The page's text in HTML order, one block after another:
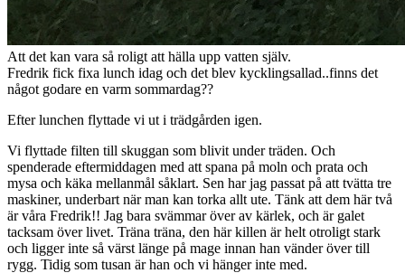
Att det kan vara så roligt att hälla upp vatten själv.
Fredrik fick fixa lunch idag och det blev kycklingsallad..finns det
något godare en varm sommardag??
Efter lunchen flyttade vi ut i trädgården igen.
Vi flyttade filten till skuggan som blivit under träden. Och
spenderade eftermiddagen med att spana på moln och prata och
mysa och käka mellanmål såklart. Sen har jag passat på att tvätta tre
maskiner, underbart när man kan torka allt ute. Tänk att dem här två
är våra Fredrik!! Jag bara svämmar över av kärlek, och är galet
tacksam över livet. Träna träna, den här killen är helt otroligt stark
och ligger inte så värst länge på mage innan han vänder över till
rygg. Tidig som tusan är han och vi hänger inte med.